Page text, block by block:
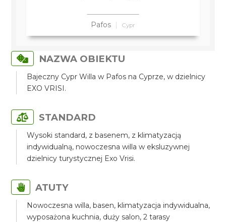
Pafos Cypr
NAZWA OBIEKTU
Bajeczny Cypr Willa w Pafos na Cyprze, w dzielnicy
EXO VRISI.
STANDARD
Wysoki standard, z basenem, z klimatyzacją
indywidualną, nowoczesna willa w eksluzywnej
dzielnicy turystycznej Exo Vrisi.
ATUTY
Nowoczesna willa, basen, klimatyzacja indywidualna,
wyposażona kuchnia, duży salon, 2 tarasy